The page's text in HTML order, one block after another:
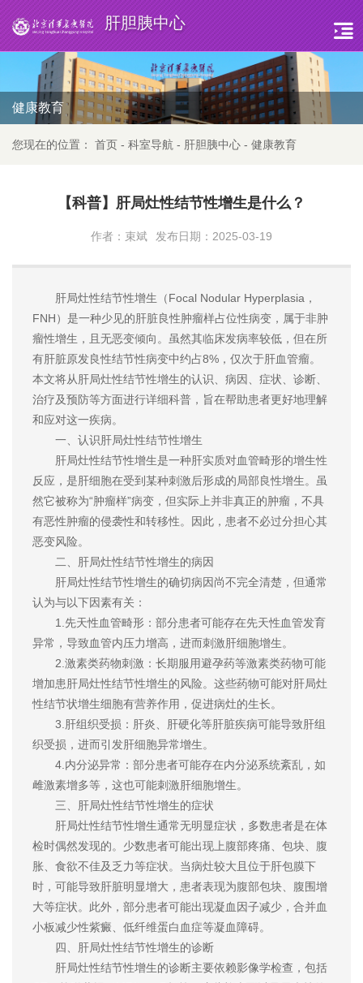
肝胆胰中心
健康教育
您现在的位置： 首页 - 科室导航 - 肝胆胰中心 - 健康教育
【科普】肝局灶性结节性增生是什么？
作者：束斌 发布日期：2025-03-19
肝局灶性结节性增生（Focal Nodular Hyperplasia，
FNH）是一种少见的肝脏良性肿瘤样占位性病变，属于非肿
瘤性增生，且无恶变倾向。虽然其临床发病率较低，但在所
有肝脏原发良性结节性病变中约占8%，仅次于肝血管瘤。
本文将从肝局灶性结节性增生的认识、病因、症状、诊断、
治疗及预防等方面进行详细科普，旨在帮助患者更好地理解
和应对这一疾病。
一、认识肝局灶性结节性增生
肝局灶性结节性增生是一种肝实质对血管畸形的增生性
反应，是肝细胞在受到某种刺激后形成的局部良性增生。虽
然它被称为“肿瘤样”病变，但实际上并非真正的肿瘤，不具
有恶性肿瘤的侵袭性和转移性。因此，患者不必过分担心其
恶变风险。
二、肝局灶性结节性增生的病因
肝局灶性结节性增生的确切病因尚不完全清楚，但通常
认为与以下因素有关：
1.先天性血管畸形：部分患者可能存在先天性血管发育
异常，导致血管内压力增高，进而刺激肝细胞增生。
2.激素类药物刺激：长期服用避孕药等激素类药物可能
增加患肝局灶性结节性增生的风险。这些药物可能对肝局灶
性结节状增生细胞有营养作用，促进病灶的生长。
3.肝组织受损：肝炎、肝硬化等肝脏疾病可能导致肝组
织受损，进而引发肝细胞异常增生。
4.内分泌异常：部分患者可能存在内分泌系统紊乱，如
雌激素增多等，这也可能刺激肝细胞增生。
三、肝局灶性结节性增生的症状
肝局灶性结节性增生通常无明显症状，多数患者是在体
检时偶然发现的。少数患者可能出现上腹部疼痛、包块、腹
胀、食欲不佳及乏力等症状。当病灶较大且位于肝包膜下
时，可能导致肝脏明显增大，患者表现为腹部包块、腹围增
大等症状。此外，部分患者可能出现凝血因子减少，合并血
小板减少性紫癜、低纤维蛋白血症等凝血障碍。
四、肝局灶性结节性增生的诊断
肝局灶性结节性增生的诊断主要依赖影像学检查，包括